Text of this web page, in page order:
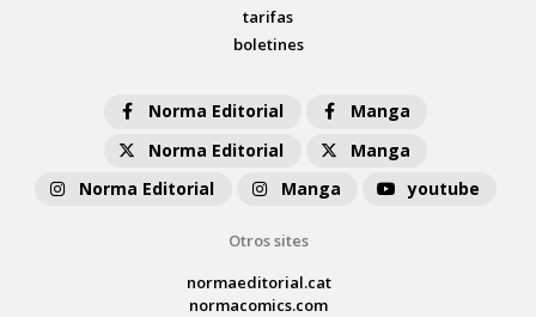
tarifas
boletines
Norma Editorial
Manga
Norma Editorial
Manga
Norma Editorial
Manga youtube
Otros sites
normaeditorial.cat
normacomics.com